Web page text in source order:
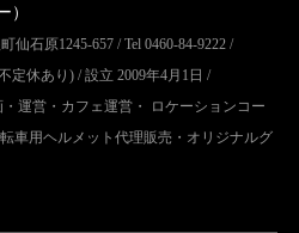
）
仙石原1245-657 / Tel 0460-84-9222 /
定休あり) / 設立 2009年4月1日 /
運営・カフェ運営・ ロケーションコー
車用ヘルメット代理販売・オリジナルグ